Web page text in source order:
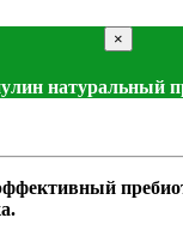
×
натуральный